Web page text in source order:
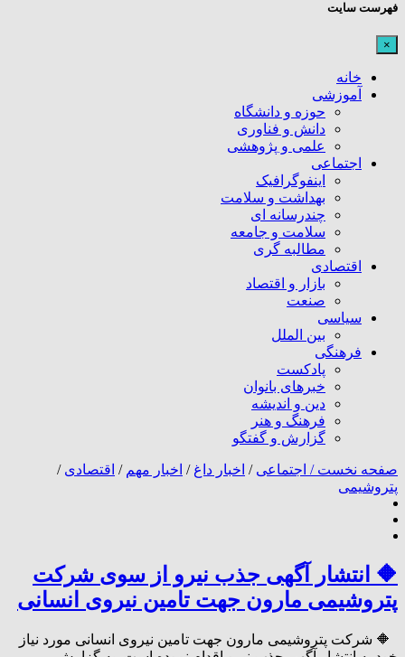
فهرست سایت
×
خانه
آموزشی
حوزه و دانشگاه
دانش و فناوری
علمی و پژوهشی
اجتماعی
اینفوگرافیک
بهداشت و سلامت
چندرسانه ای
سلامت و جامعه
مطالبه گری
اقتصادی
بازار و اقتصاد
صنعت
سیاسی
بین الملل
فرهنگی
پادکست
خبرهای بانوان
دین و اندیشه
فرهنگ و هنر
گزارش و گفتگو
صفحه نخست / اجتماعی / اخبار داغ / اخبار مهم / اقتصادی /
پتروشیمی
🔶️ انتشار آگهی جذب نیرو از سوی شرکت
پتروشیمی مارون جهت تامین نیروی انسانی
🔶️ شرکت پتروشیمی مارون جهت تامین نیروی انسانی مورد نیاز